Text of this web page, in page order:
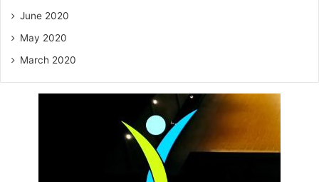
June 2020
May 2020
March 2020